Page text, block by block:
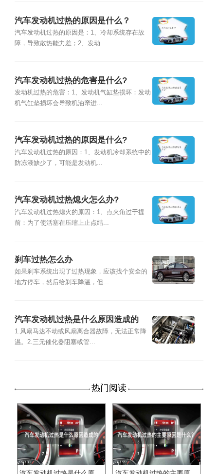
汽车发动机过热的原因是什么？
汽车发动机过热的原因是：1、冷却系统存在故
障，导致散热能力差；2、发动...
汽车发动机过热的危害是什么?
发动机过热的危害：1、发动机气缸垫损坏：发动
机气缸垫损坏会导致机油窜进...
汽车发动机过热的原因是什么?
汽车发动机过热的原因：1、发动机冷却系统中的
防冻液缺少了，可能是发动机...
汽车发动机过热熄火怎么办?
汽车发动机过热熄火的原因：1、点火角过于提
前：为了使活塞在压缩上止点结...
刹车过热怎么办
如果刹车系统出现了过热现象，应该找个安全的
地方停车，然后给刹车降温，但...
汽车发动机过热是什么原因造成的
1.风扇马达不动或风扇离合器故障，无法正常降
温。2.三元催化器阻塞或管...
热门阅读